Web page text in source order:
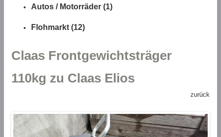
Autos / Motorräder (1)
Flohmarkt (12)
Claas Frontgewichtsträger
110kg zu Claas Elios
zurück